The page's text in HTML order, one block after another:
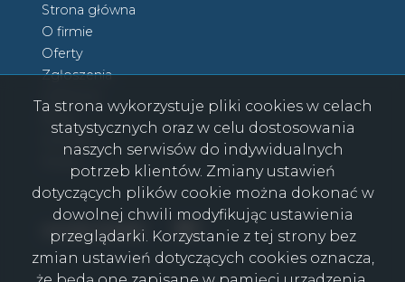
Strona główna
O firmie
Oferty
Zgłoszenia
Kontakt
social media Facebook
Facebook
Ta strona wykorzystuje pliki cookies w celach
statystycznych oraz w celu dostosowania
naszych serwisów do indywidualnych
potrzeb klientów. Zmiany ustawień
dotyczących plików cookie można dokonać w
dowolnej chwili modyfikując ustawienia
przeglądarki. Korzystanie z tej strony bez
zmian ustawień dotyczących cookies oznacza,